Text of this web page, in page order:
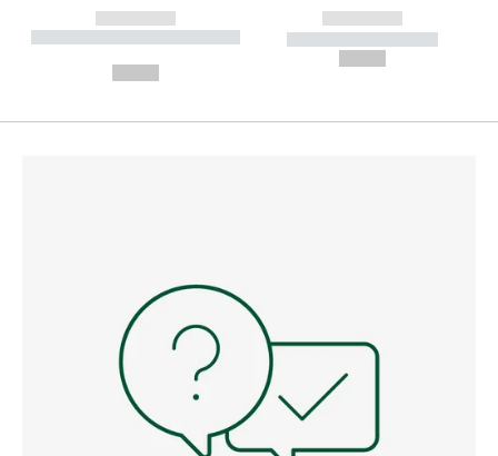
------------
----------- ----------- --------
------------
----------- -----------